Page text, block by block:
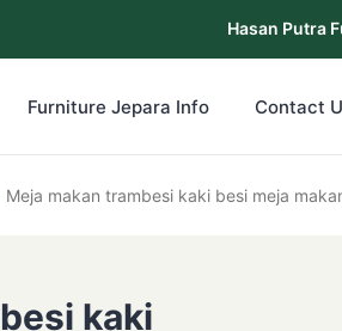
Hasan Putra
Furniture Jepara Info Contact
Meja makan trambesi kaki besi meja
kaki